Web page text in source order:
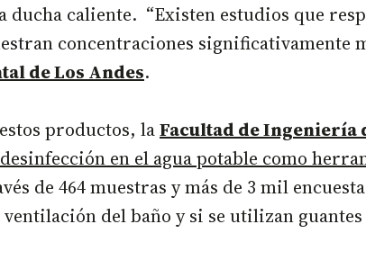
caliente. “Existen estudios que
concentraciones significativamente
de Los Andes.
productos, laFacultad de Ingeniería
en el agua potable como
de 464 muestras y más de 3 mil
del baño y si se utilizan